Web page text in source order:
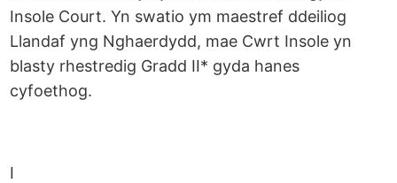
Insole Court. Yn swatio ym maestref ddeiliog
Llandaf yng Nghaerdydd, mae Cwrt Insole yn
blasty rhestredig Gradd II* gyda hanes
cyfoethog.
I